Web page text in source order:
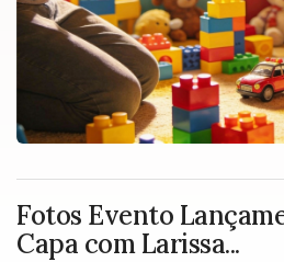
Fotos Evento
Capa com Larissa...